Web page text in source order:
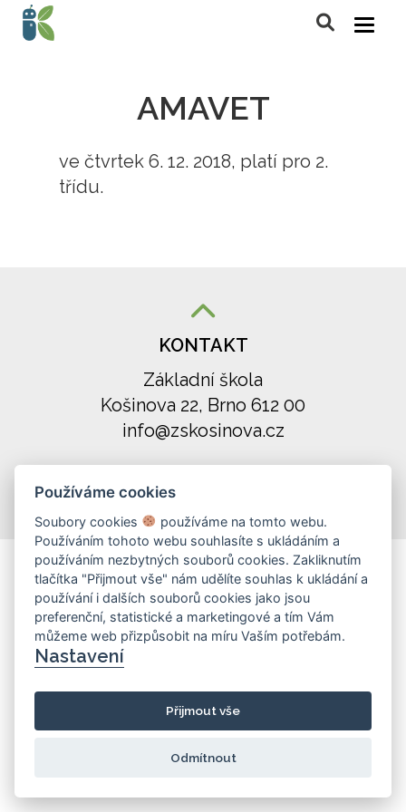
AMAVET
ve čtvrtek 6. 12. 2018, platí pro 2.
třídu.
KONTAKT
Základní škola
Košinova 22, Brno 612 00
info@zskosinova.cz
Nastavení Cookie
Používáme cookies
Soubory cookies
používáme na tomto webu.
Používáním tohoto webu souhlasíte s ukládáním a
používáním nezbytných souborů cookies. Zakliknutím
tlačítka "Přijmout vše" nám udělíte souhlas k ukládání a
používání i dalších souborů cookies jako jsou
preferenční, statistické a marketingové a tím Vám
můžeme web přizpůsobit na míru Vaším potřebám.
Nastavení
Přijmout vše
Odmítnout